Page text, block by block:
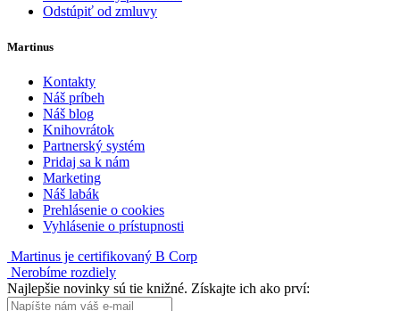
Odstúpiť od zmluvy
Martinus
Kontakty
Náš príbeh
Náš blog
Knihovrátok
Partnerský systém
Pridaj sa k nám
Marketing
Náš labák
Prehlásenie o cookies
Vyhlásenie o prístupnosti
Martinus je certifikovaný B Corp
Nerobíme rozdiely
Najlepšie novinky sú tie knižné. Získajte ich ako prví: